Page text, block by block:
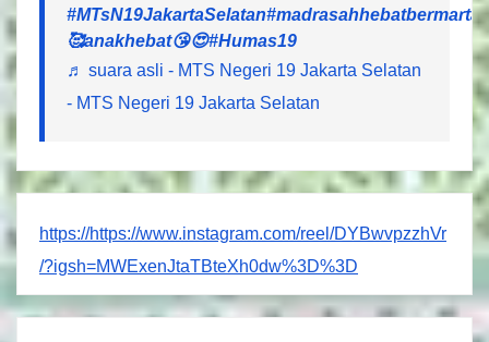
#MTsN19JakartaSelatan
🥰anakhebat😘😍#Humas19
♬ suara asli - MTS Negeri 19 Jakarta Selatan
- MTS Negeri 19 Jakarta Selatan
https://https://www.instagram.com/reel/DYBwvpzzhVr
/?igsh=MWExenJtaTBteXh0dw%3D%3D